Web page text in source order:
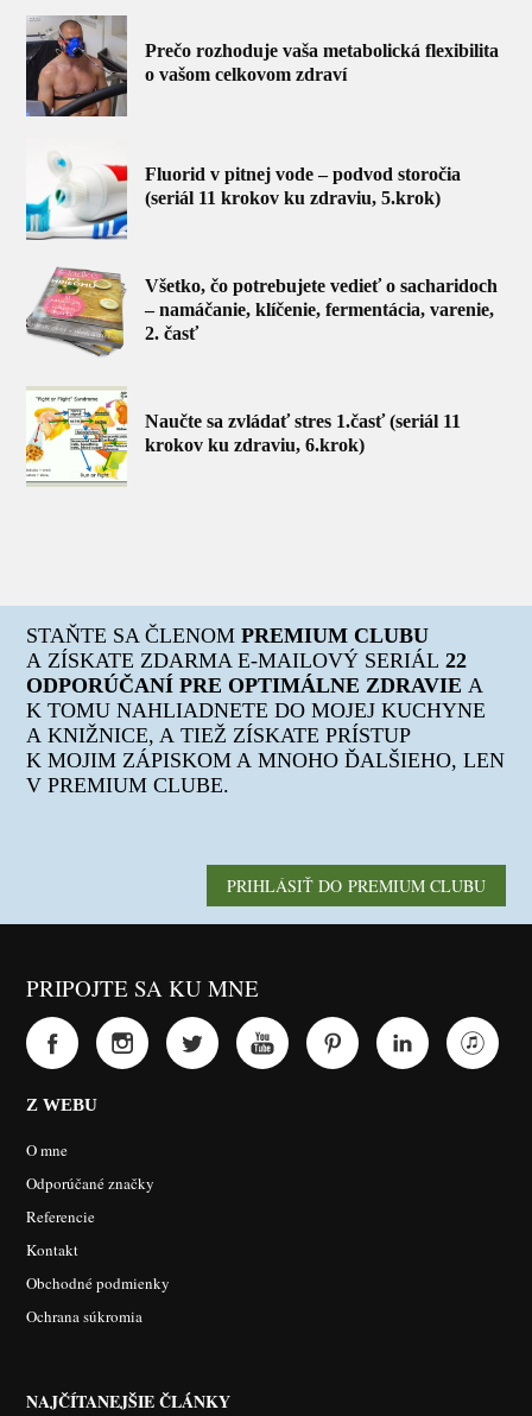
Prečo rozhoduje vaša metabolická flexibilita
o vašom celkovom zdraví
Fluorid v pitnej vode – podvod storočia
(seriál 11 krokov ku zdraviu, 5.krok)
Všetko, čo potrebujete vedieť o sacharidoch
– namáčanie, klíčenie, fermentácia, varenie,
2. časť
Naučte sa zvládať stres 1.časť (seriál 11
krokov ku zdraviu, 6.krok)
STAŇTE SA ČLENOMPREMIUM CLUBU
A ZÍSKATE ZDARMA E-MAILOVÝ SERIÁL22
ODPORÚČANÍ PRE OPTIMÁLNE ZDRAVIE A
K TOMU NAHLIADNETE DO MOJEJ KUCHYNE
A KNIŽNICE, A TIEŽ ZÍSKATE PRÍSTUP
K MOJIM ZÁPISKOM A MNOHO ĎALŠIEHO, LEN
V PREMIUM CLUBE.
PRIHLÁSIŤ DO PREMIUM CLUBU
PRIPOJTE SA KU MNE
Z WEBU
O mne
Odporúčané značky
Referencie
Kontakt
Obchodné podmienky
Ochrana súkromia
NAJČÍTANEJŠIE ČLÁNKY